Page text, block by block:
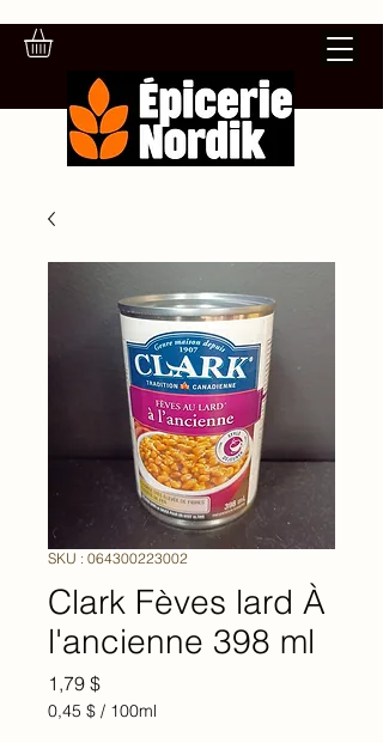
SKU : 064300223002
Clark Fèves lard À
l'ancienne 398 ml
1,79 $Prix
0,45 $ / 100ml